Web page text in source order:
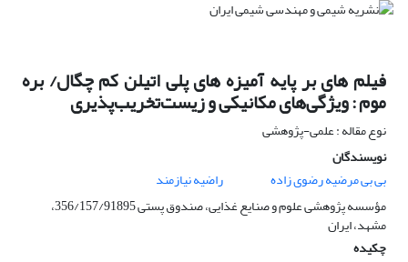
فیلم های بر پایه آمیزه های پلی اتیلن کم چگال/ بره
موم : ویژگی‌های مکانیکی و زیست‌تخریب‌پذیری
نوع مقاله : علمی-پژوهشی
نویسندگان
بی بی مرضیه رضوی زاده
راضیه نیازمند
مؤسسه پژوهشی علوم و صنایع غذایی، صندوق پستی 356/157/91895،
مشهد، ایران
چکیده